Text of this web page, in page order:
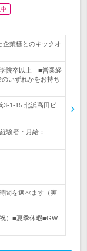
企業様とのキックオ
学院卒以上 ■営業経
いずれかをお持ち
3-1-15 北浜高田ビ
験者・月給：
間を選べます（実
）■夏季休暇■GW